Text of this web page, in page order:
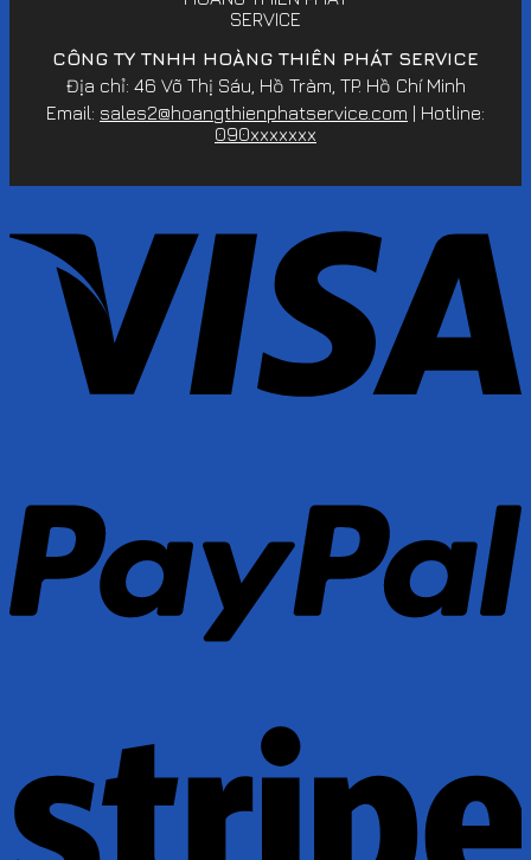
CÔNG TY TNHH HOÀNG THIÊN PHÁT SERVICE
Địa chỉ: 46 Võ Thị Sáu, Hồ Tràm, TP. Hồ Chí Minh
Email: sales2@hoangthienphatservice.com | Hotline:
090xxxxxxx